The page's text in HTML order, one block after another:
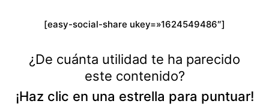
[easy-social-share ukey=»1624549486″]
¿De cuánta utilidad te ha parecido
este contenido?
¡Haz clic en una estrella para puntuar!